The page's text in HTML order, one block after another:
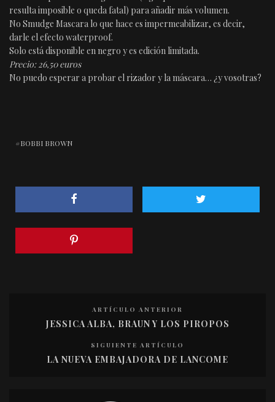
resulta imposible o queda fatal) para añadir más volumen.
No Smudge Mascara lo que hace es impermeabilizar, es decir,
darle el efecto waterproof.
Solo está disponible en negro y es edición limitada.
Precio: 26,50 euros
No puedo esperar a probar el rizador y la máscara… ¿y vosotras?
BOBBI BROWN
ARTÍCULO ANTERIOR
JESSICA ALBA, BRAUN Y LOS PIROPOS
SIGUIENTE ARTÍCULO
LA NUEVA EMBAJADORA DE LANCOME